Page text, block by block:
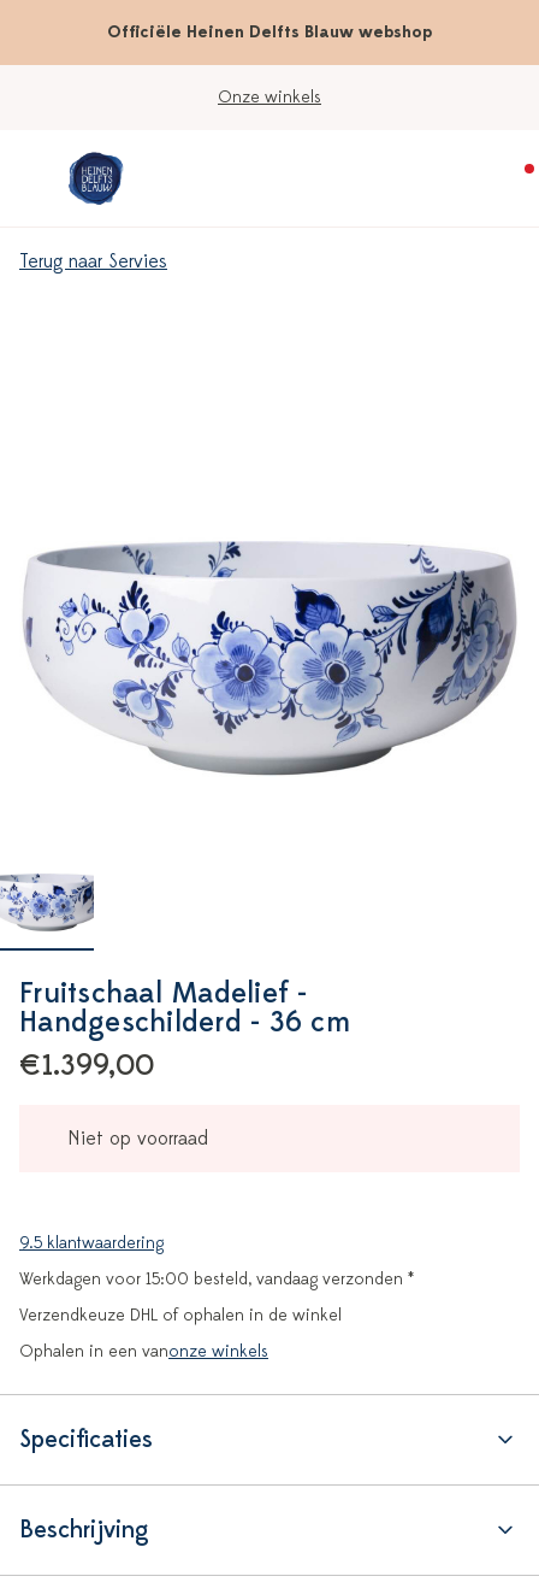
Officiële Heinen Delfts Blauw webshop
Onze winkels
Terug naar Servies
Fruitschaal Madelief -
Handgeschilderd - 36 cm
€1.399,00
Niet op voorraad
9.5 klantwaardering
Werkdagen voor 15:00 besteld, vandaag verzonden *
Verzendkeuze DHL of ophalen in de winkel
Ophalen in een vanonze winkels
Specificaties
Beschrijving